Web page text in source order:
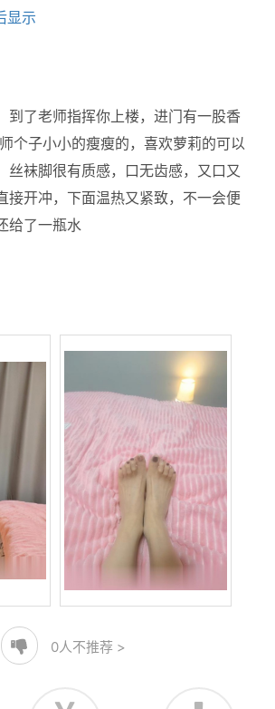
显示
到了老师指挥你上楼，进门有一股香
个子小小的瘦瘦的，喜欢萝莉的可以
丝袜脚很有质感，口无齿感，又口又
接开冲，下面温热又紧致，不一会便
给了一瓶水
0人不推荐 >